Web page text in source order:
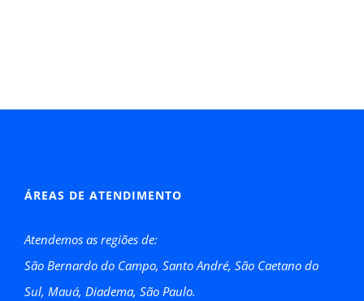
ÁREAS DE ATENDIMENTO
Atendemos as regiões de:
São Bernardo do Campo, Santo André, São Caetano do
Sul, Mauá, Diadema, São Paulo.